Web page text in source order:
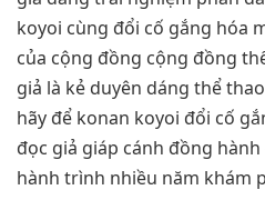
koyoi cùng đổi cố gắng hóa
của cộng đồng cộng đồng
giả là kẻ duyên dáng thể
hãy để konan koyoi đổi cố
đọc giả giáp cánh đồng
hành trình nhiều năm khám